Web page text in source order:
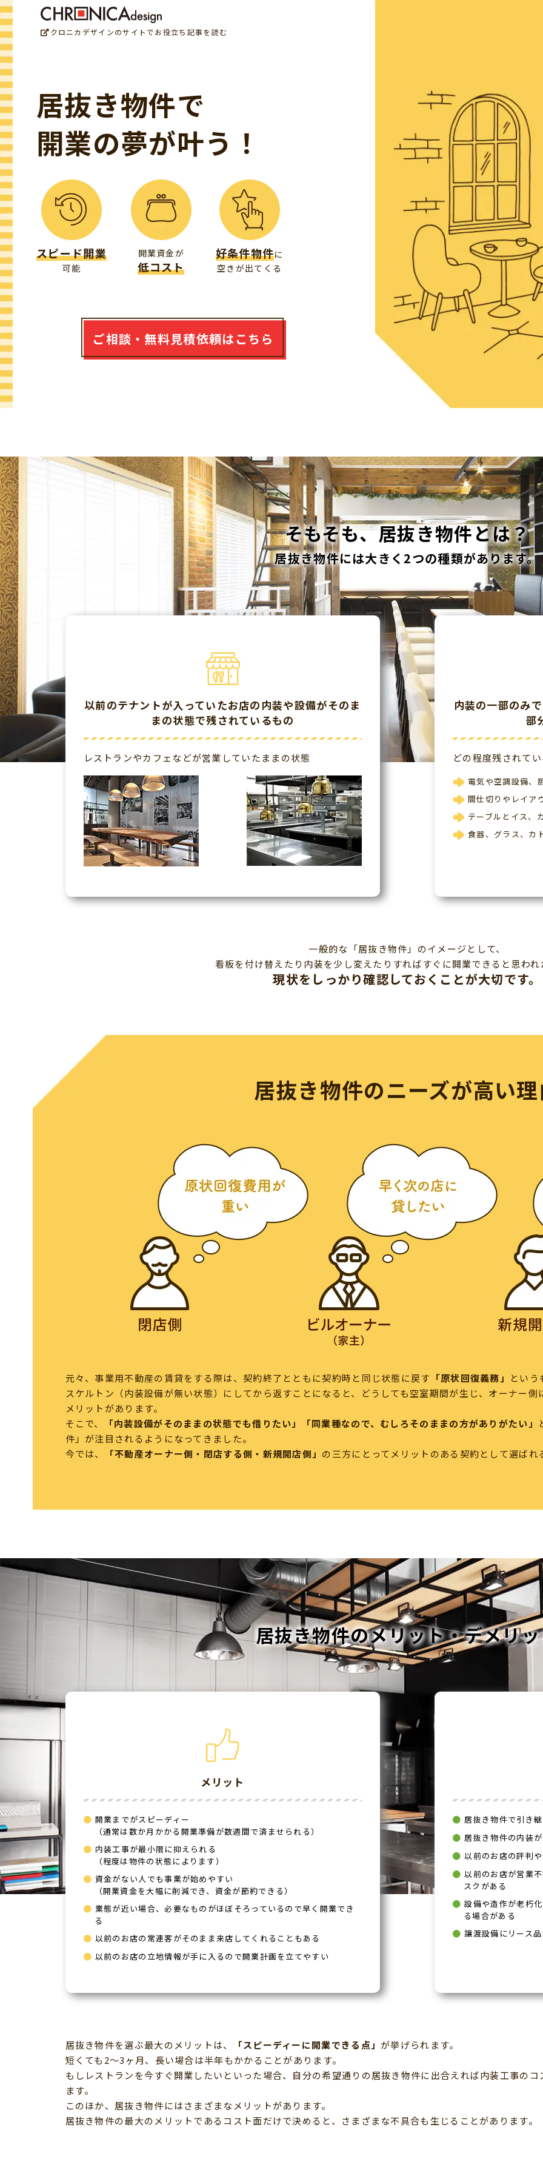
クロニカデザインのサイトでお役立ち記事を読む
居抜き物件で
開業の夢が叶う！
スピード開業
可能
開業資金が
低コスト
好条件物件に
空きが出てくる
ご相談・無料見積依頼はこちら
そもそも、居抜き物件とは？
居抜き物件には大きく2つの種類があります。
以前のテナントが入っていたお店の内装や設備がそのま
まの状態で残されているもの
レストランやカフェなどが営業していたままの状態
内装の一部のみ
部
どの程度残されて
電気や空調設備、
間仕切りやレイア
テーブルとイス、
食器、グラス、カ
一般的な「居抜き物件」のイメージとして、
看板を付け替えたり内装を少し変えたりすればすぐに開業できると思わ
現状をしっかり確認しておくことが大切です。
居抜き物件のニーズが高い
元々、事業用不動産の賃貸をする際は、契約終了とともに契約時と同じ状態に戻す 「原状回復義務」
とい
スケルトン（内装設備が無い状態）にしてから返すことになると、どうしても空室期間が生じ、オーナー
メリットがあります。
そこで、
「内装設備がそのままの状態でも借りたい」「同業種なので、むしろそのままの方がありがたい」
件」が注目されるようになってきました。
今では、
「不動産オーナー側・閉店する側・新規開店側」 の三方にとってメリットのある契約として選ばれ
居抜き物件のメリット・デメリ
メリット
開業までがスピーディー
（通常は数か月かかる開業準備が数週間で済ませられる）
内装工事が最小限に抑えられる
（程度は物件の状態によります）
資金がない人でも事業が始めやすい
（開業資金を大幅に削減でき、資金が節約できる）
業態が近い場合、必要なものがほぼそろっているので早く開業でき
る
以前のお店の常連客がそのまま来店してくれることもある
以前のお店の立地情報が手に入るので開業計画を立てやすい
居抜き物件で引き
居抜き物件の内装
以前のお店の評判
以前のお店が営業
スクがある
設備や造作が老朽
る場合がある
譲渡設備にリース
居抜き物件を選ぶ最大のメリットは、 「スピーディーに開業できる点」 が挙げられます。
短くても2～3ヶ月、長い場合は半年もかかることがあります。
もしレストランを今すぐ開業したいといった場合、自分の希望通りの居抜き物件に出合えれば内装工事の
ます。
このほか、居抜き物件にはさまざまなメリットがあります。
居抜き物件の最大のメリットであるコスト面だけで決めると、さまざまな不具合も生じることがあります。